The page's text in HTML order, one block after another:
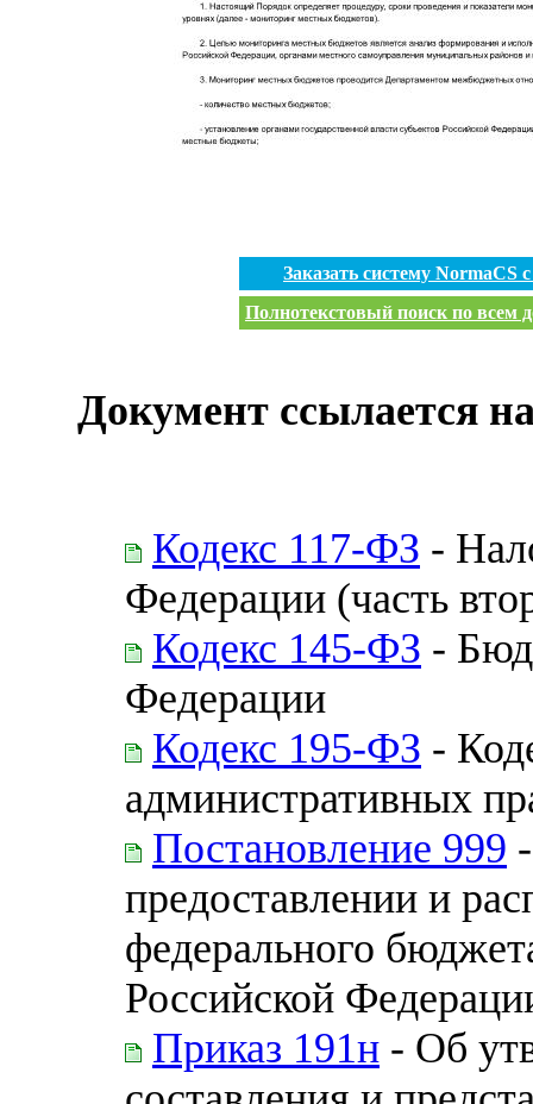
Заказать систему
Полнотекстовый поиск по всем
Документ ссылается
Кодекс 117-ФЗ -
Федерации (часть
Кодекс 145-ФЗ -
Федерации
Кодекс 195-ФЗ -
административных
Постановление 999
предоставлении и
федерального
Российской
Приказ 191н - Об